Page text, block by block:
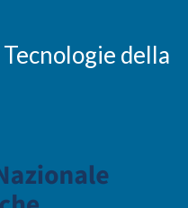
della